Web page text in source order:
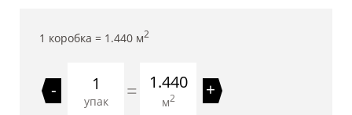
1 коробка = 1.440 м2
-
упак = 1.440
м2 +